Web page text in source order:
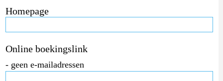
Homepage
Online boekingslink
- geen e-mailadressen